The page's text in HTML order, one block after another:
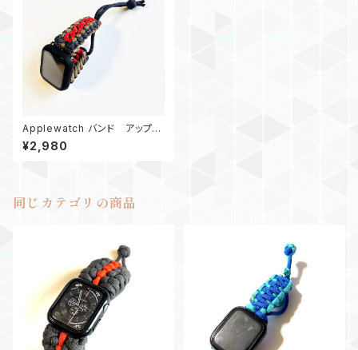
Applewatch バンド アップル
ウォッチバンド44_パラコード_エ
ンドレス滝_ネイビー
¥2,980
同じカテゴリの商品